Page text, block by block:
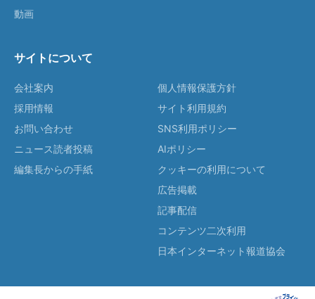
動画
サイトについて
会社案内
採用情報
お問い合わせ
ニュース読者投稿
編集長からの手紙
個人情報保護方針
サイト利用規約
SNS利用ポリシー
AIポリシー
クッキーの利用について
広告掲載
記事配信
コンテンツ二次利用
日本インターネット報道協会